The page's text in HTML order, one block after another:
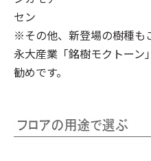
セン
※その他、新登場の樹種も
永大産業「銘樹モクトーン」
勧めです。